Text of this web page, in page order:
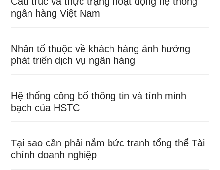
ngân hàng Việt Nam
Nhân tố thuộc về khách hàng ảnh hưởng
phát triển dịch vụ ngân hàng
Hệ thống công bố thông tin và tính minh
bạch của HSTC
Tại sao cần phải nắm bức tranh tổng thể Tài
chính doanh nghiệp